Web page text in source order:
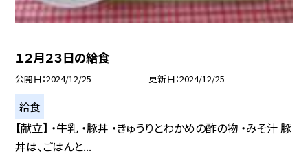
１２月２３日の給食
公開日 2024/12/25 更新日 2024/12/25
給食
【献立】 ・牛乳 ・豚丼 ・きゅうりとわかめの酢の物 ・みそ汁 豚
丼は、ごはんと...